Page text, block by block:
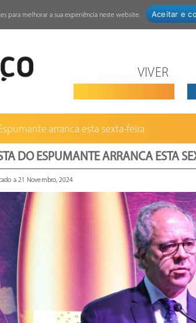
VIVER
arranca esta sexta-feira
DO ESPUMANTE ARRANCA ESTA
a 21 Novembro, 2024
para melhorar a sua experiência neste website. Aceitar e